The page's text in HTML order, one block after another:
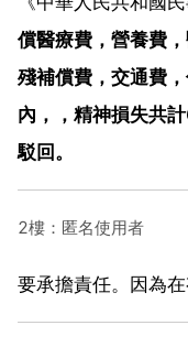
償醫療費，營養費
殘補償費，交通費
內，，精神損失共
駁回。
2樓：匿名使用者
要承擔責任。因為